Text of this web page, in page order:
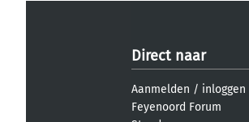
Direct naar
Aanmelden / inloggen
Feyenoord Forum